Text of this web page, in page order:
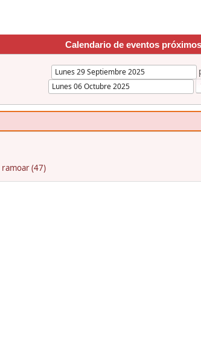
Calendario de eventos próximos
ramoar (47)